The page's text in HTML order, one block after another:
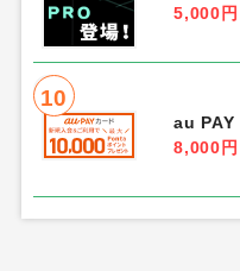
5,000円
10
au PAY
8,000円